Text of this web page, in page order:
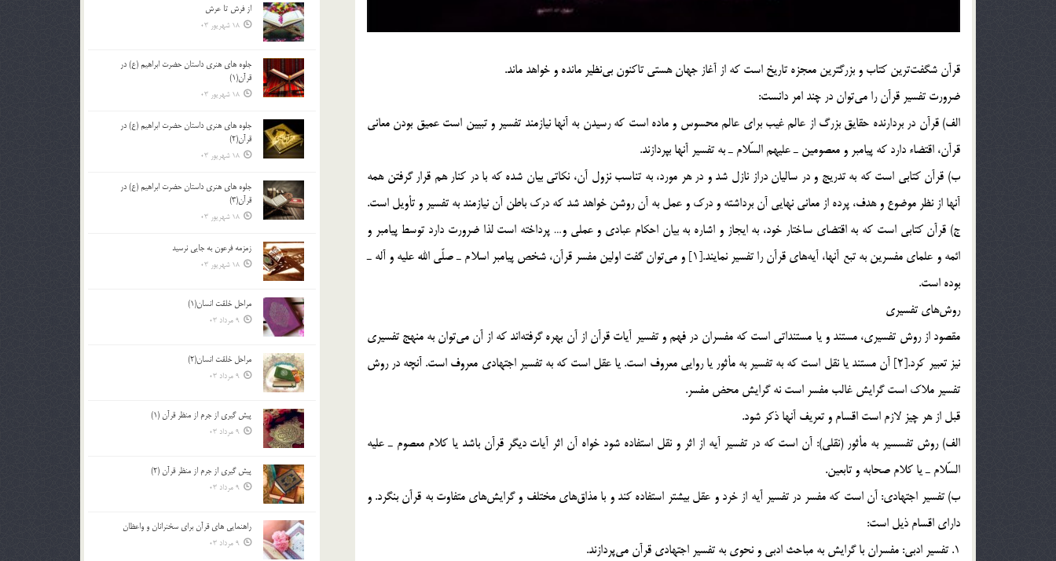
قرآن شگفت‎ترين كتاب و بزرگترين معجزه تاريخ است كه از آغاز جهان هستي تاكنون بي‎نظير مانده و خواهد ماند.
ضرورت تفسير قرآن را مي‎توان در چند امر دانست:
الف) قرآن در بردارنده حقايق بزرگ از عالم غيب براي عالم محسوس و ماده است كه رسيدن به آنها نيازمند تفسير و تبيين است عميق بودن معاني
قرآن، اقتضاء دارد كه پيامبر و معصومين ـ عليهم السّلام ـ به تفسير آنها بپردازند.
ب) قرآن كتابي است كه به تدريج و در ساليان دراز نازل شد و در هر مورد، به تناسب نزول آن، نكاتي بيان شده كه با در كنار هم قرار گرفتن همه
آنها از نظر موضوع و هدف، پرده از معاني نهايي آن برداشته و درك و عمل به آن روشن خواهد شد كه درك باطن آن نيازمند به تفسير و تأويل است.
ج) قرآن كتابي است كه به اقتضاي ساختار خود، به ايجاز و اشاره به بيان احكام عبادي و عملي و… پرداخته است لذا ضرورت دارد توسط پيامبر و
ائمه و علماي مفسرين به تبع آنها، آيه‎هاي قرآن را تفسير نمايند.[1] و مي‎توان گفت اولين مفسر قرآن، شخص پيامبر اسلام ـ صلّي الله عليه و آله ـ
بوده است.
روش‎هاي تفسيري
مقصود از روش تفسيري، مستند و يا مستنداتي است كه مفسران در فهم و تفسير آيات قرآن از آن بهره گرفته‎اند كه از آن مي‎توان به منهج تفسيري
نيز تعبير كرد.[2] آن مستند يا نقل است كه به تفسير به مأثور يا روايي معروف است. يا عقل است كه به تفسير اجتهادي معروف است. آنچه در روش
تفسير ملاك است گرايش غالب مفسر است نه گرايش محض مفسر.
قبل از هر چيز لازم است اقسام و تعريف آنها ذكر شود.
الف) روش تفسسير به مأثور (نقلي): آن است كه در تفسير آيه از اثر و نقل استفاده شود خواه آن اثر آيات ديگر قرآن باشد يا كلام معصوم ـ عليه
السّلام ـ يا كلام صحابه و تابعين.
ب) تفسير اجتهادي: آن است كه مفسر در تفسير آيه از خرد و عقل بيشتر استفاده كند و با مذاق‎هاي مختلف و گرايش‎هاي متفاوت به قرآن بنگرد. و
داراي اقسام ذيل است:
1. تفسير ادبي: مفسران با گرايش به مباحث ادبي و نحوي به تفسير اجتهادي قرآن مي‎پردازند.
از فرش تا عرش
18 شهریور 03
جلوه هاي هنري داستان حضرت ابراهيم (ع) در
قرآن(1)
18 شهریور 03
جلوه هاي هنري داستان حضرت ابراهيم (ع) در
قرآن(2)
18 شهریور 03
جلوه هاي هنري داستان حضرت ابراهيم (ع) در
قرآن(3)
18 شهریور 03
زمزمه فرعون به جايي نرسيد
18 شهریور 03
مراحل خلقت انسان(1)
9 مرداد 03
مراحل خلقت انسان(2)
9 مرداد 03
پيش گيري از جرم از منظر قرآن (1)
9 مرداد 03
پيش گيري از جرم از منظر قرآن (2)
9 مرداد 03
راهنمایی های قرآن برای سخنرانان و واعظان
9 مرداد 03